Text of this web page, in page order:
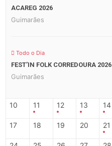
ACAREG 2026
Guimarães
Todo o Dia
FEST’IN FOLK CORREDOURA 2026
Guimarães
10 11 12 13 14
17 18 19 20 21